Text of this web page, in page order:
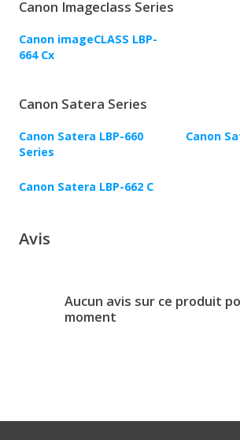
Canon Imageclass Series
Canon imageCLASS LBP-
664 Cx
Canon Satera Series
Canon Satera LBP-660
Series
Canon
Canon Satera LBP-662 C
Avis
Aucun avis sur ce produit
moment